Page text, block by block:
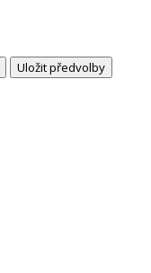
Uložit předvolby